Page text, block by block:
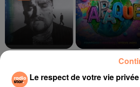
FARRUKO
Yapaque
Le respect de votre vie